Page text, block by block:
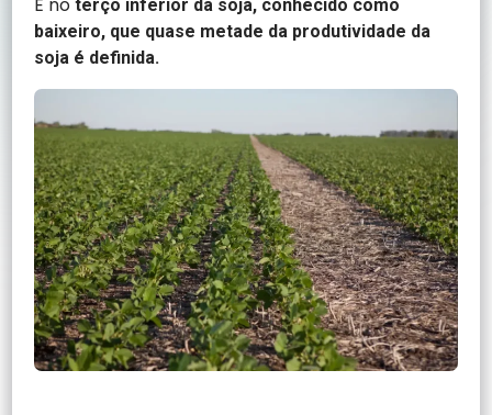
terço inferior da soja, conhecido como
baixeiro, que quase metade da produtividade da
soja é definida.